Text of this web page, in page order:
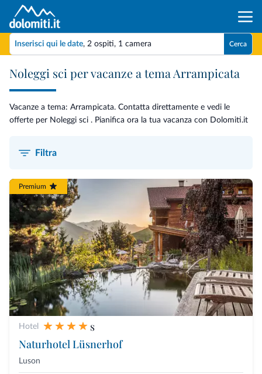
Inserisci qui le date, 2 ospiti, 1 camera Cerca
Noleggi sci per vacanze a tema Arrampicata
Vacanze a tema: Arrampicata. Contatta direttamente e vedi le
offerte per Noleggi sci . Pianifica ora la tua vacanza con Dolomiti.it
Filtra
Premium
Hotel
s
Naturhotel Lüsnerhof
Luson